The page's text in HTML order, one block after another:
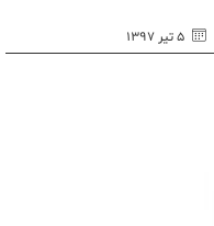
۵ تیر ۱۳۹۷